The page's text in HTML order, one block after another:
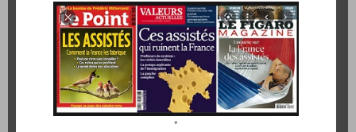
*